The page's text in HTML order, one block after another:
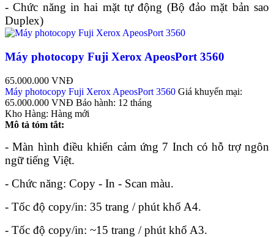
- Chức năng in hai mặt tự động (Bộ đảo mặt bản sao
Duplex)
Máy photocopy Fuji Xerox ApeosPort 3560
65.000.000 VNĐ
Máy photocopy Fuji Xerox ApeosPort 3560 Giá khuyến mại:
65.000.000 VNĐ Bảo hành: 12 tháng
Kho Hàng: Hàng mới
Mô tả tóm tắt:
- Màn hình điều khiển cảm ứng 7 Inch có hỗ trợ ngôn
ngữ tiếng Việt.
- Chức năng: Copy - In - Scan màu.
- Tốc độ copy/in: 35 trang / phút khổ A4.
- Tốc độ copy/in: ~15 trang / phút khổ A3.